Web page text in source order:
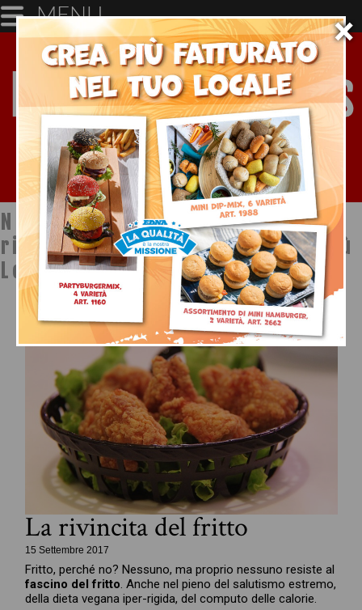
×
MENU
Notizie dal mondo della
ristorazione a cura di Ristopiù
Lombardia SpA
La rivincita del fritto
15 Settembre 2017
Fritto, perché no? Nessuno, ma proprio nessuno resiste al
fascino del fritto. Anche nel pieno del salutismo estremo,
della dieta vegana iper-rigida, del computo delle calorie.